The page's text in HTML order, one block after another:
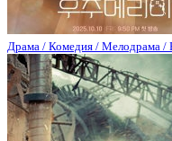
Драма / Комедия / Мелодрама /